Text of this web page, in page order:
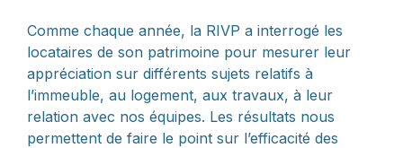
Comme chaque année, la RIVP a interrogé les
locataires de son patrimoine pour mesurer leur
appréciation sur différents sujets relatifs à
l’immeuble, au logement, aux travaux, à leur
relation avec nos équipes. Les résultats nous
permettent de faire le point sur l’efficacité des